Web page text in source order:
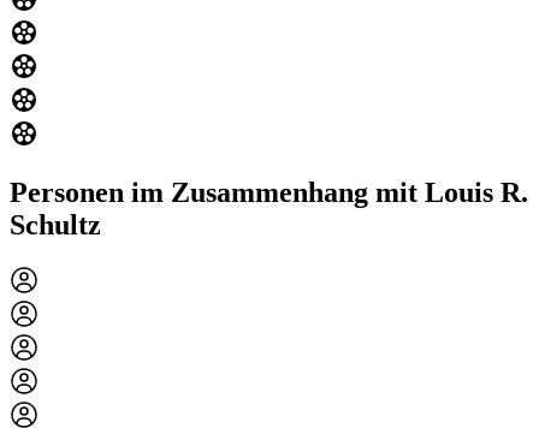
Personen im Zusammenhang mit Louis R.
Schultz